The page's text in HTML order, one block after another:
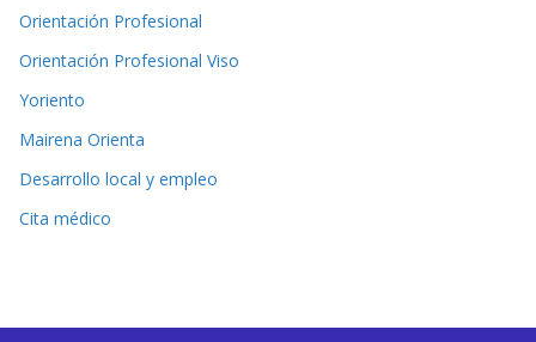
Orientación Profesional
Orientación Profesional Viso
Yoriento
Mairena Orienta
Desarrollo local y empleo
Cita médico